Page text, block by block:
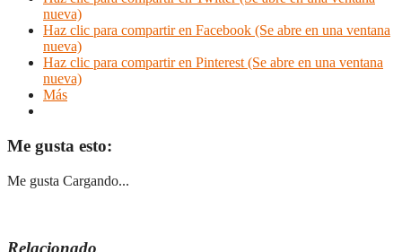
nueva)
Haz clic para compartir en Facebook (Se abre en una ventana
nueva)
Haz clic para compartir en Pinterest (Se abre en una ventana
nueva)
Más
Me gusta esto:
Me gusta Cargando...